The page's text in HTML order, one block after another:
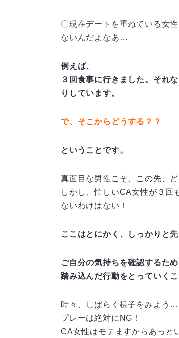
〇現在デートを重ねている女
ないんだよなあ…
例えば、
３回食事に行きました。それ
りしています。
で、そこからどうする？？
ということです。
真面目な男性こそ、この先、
しかし、忙しいCA女性が３回
ないわけはない！
ここはとにかく、しっかりと
ご自分の気持ちを確認するた
踏み込んだ行動をとっていくこ
時々、しばらく様子をみよう
プレーは絶対にNG！
CA女性はモテますからあっと